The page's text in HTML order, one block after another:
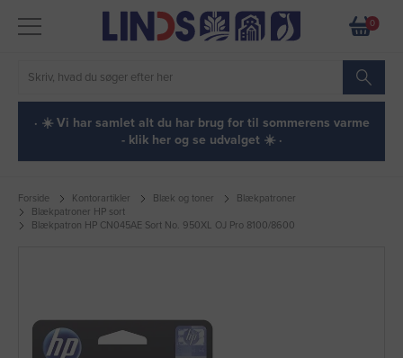
0
· ☀️ Vi har samlet alt du har brug for til sommerens varme
- klik her og se udvalget ☀️ ·
Forside Kontorartikler Blæk og toner
Blækpatroner
Blækpatroner HP sort
Blækpatron HP CN045AE Sort No. 950XL OJ Pro 8100/8600